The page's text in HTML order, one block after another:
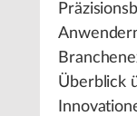
Überblick